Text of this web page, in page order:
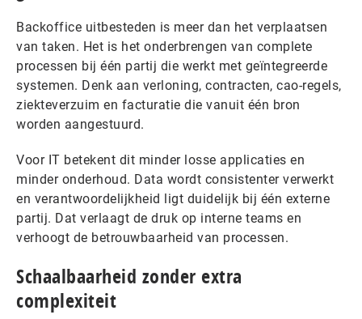
Backoffice uitbesteden is meer dan het verplaatsen
van taken. Het is het onderbrengen van complete
processen bij één partij die werkt met geïntegreerde
systemen. Denk aan verloning, contracten, cao-regels,
ziekteverzuim en facturatie die vanuit één bron
worden aangestuurd.
Voor IT betekent dit minder losse applicaties en
minder onderhoud. Data wordt consistenter verwerkt
en verantwoordelijkheid ligt duidelijk bij één externe
partij. Dat verlaagt de druk op interne teams en
verhoogt de betrouwbaarheid van processen.
Schaalbaarheid zonder extra
complexiteit